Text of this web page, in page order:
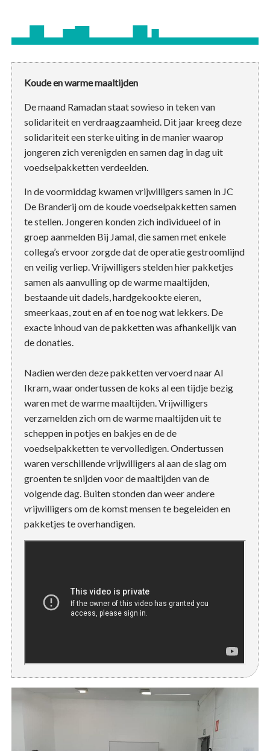
Koude en warme maaltijden
De maand Ramadan staat sowieso in teken van
solidariteit en verdraagzaamheid. Dit jaar kreeg deze
solidariteit een sterke uiting in de manier waarop
jongeren zich verenigden en samen dag in dag uit
voedselpakketten verdeelden.
In de voormiddag kwamen vrijwilligers samen in JC
De Branderij om de koude voedselpakketten samen
te stellen. Jongeren konden zich individueel of in
groep aanmelden Bij Jamal, die samen met enkele
collega’s ervoor zorgde dat de operatie gestroomlijnd
en veilig verliep. Vrijwilligers stelden hier pakketjes
samen als aanvulling op de warme maaltijden,
bestaande uit dadels, hardgekookte eieren,
smeerkaas, zout en af en toe nog wat lekkers. De
exacte inhoud van de pakketten was afhankelijk van
de donaties.
Nadien werden deze pakketten vervoerd naar Al
Ikram, waar ondertussen de koks al een tijdje bezig
waren met de warme maaltijden. Vrijwilligers
verzamelden zich om de warme maaltijden uit te
scheppen in potjes en bakjes en de de
voedselpakketten te vervolledigen. Ondertussen
waren verschillende vrijwilligers al aan de slag om
groenten te snijden voor de maaltijden van de
volgende dag. Buiten stonden dan weer andere
vrijwilligers om de komst mensen te begeleiden en
pakketjes te overhandigen.